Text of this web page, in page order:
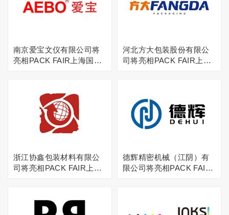
南京爱宝文仪有限公司将
亮相PACK FAIR上海国际
河北方大包装股份有限公
司将亮相PACK FAIR上海
浙江协鑫包装材料有限公
司将亮相PACK FAIR上海
德辉精密机械（江阴）有
限公司将亮相PACK FAIR